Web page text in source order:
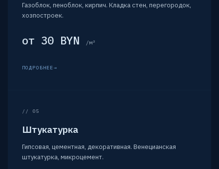
Газоблок, пеноблок, кирпич. Кладка стен, перегородок,
хозпостроек.
от 30 BYN /м²
ПОДРОБНЕЕ
// 05
Штукатурка
Гипсовая, цементная, декоративная. Венецианская
штукатурка, микроцемент.